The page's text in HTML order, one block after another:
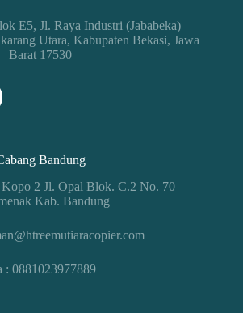
E5, Jl. Raya Industri (Jababeka)
Utara, Kabupaten Bekasi, Jawa
Barat 17530
Bandung
2 Jl. Opal Blok. C.2 No. 70
Kab. Bandung
: 0881023977889